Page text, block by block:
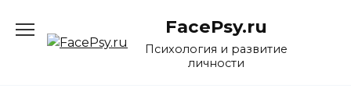
содержанию
FacePsy.ru
Психология и развитие
личности